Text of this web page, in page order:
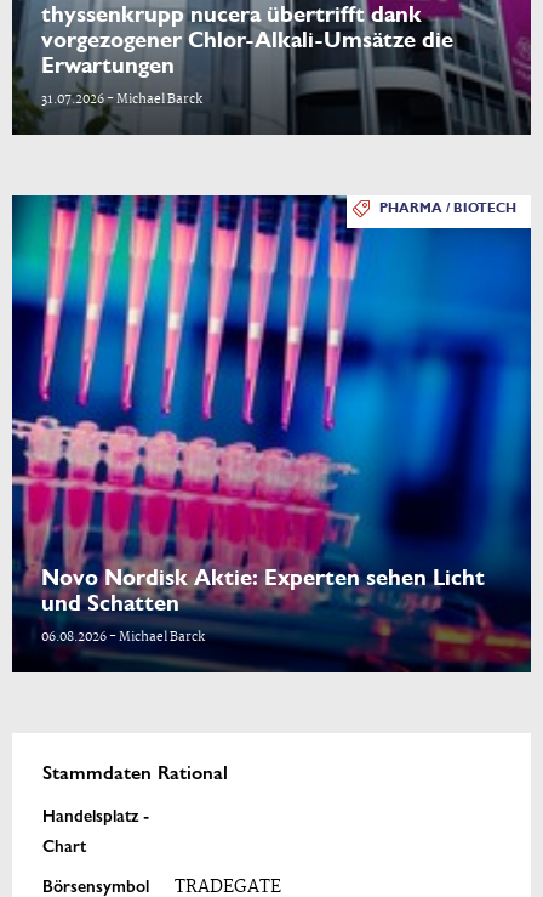
thyssenkrupp nucera übertrifft dank
vorgezogener Chlor-Alkali-Umsätze die
Erwartungen
31.07.2026 - Michael Barck
PHARMA / BIOTECH
Novo Nordisk Aktie: Experten sehen Licht
und Schatten
06.08.2026 - Michael Barck
Stammdaten Rational
Handelsplatz -
Chart
Börsensymbol
TRADEGATE